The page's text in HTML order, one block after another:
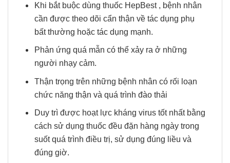
Khi bắt buộc dùng thuốc HepBest , bệnh nhân
cần được theo dõi cẩn thận về tác dụng phụ
bất thường hoặc tác dụng mạnh.
Phản ứng quá mẫn có thể xảy ra ở những
người nhạy cảm.
Thận trọng trên những bệnh nhân có rối loạn
chức năng thận và quá trình đào thải
Duy trì được hoạt lực kháng virus tốt nhất bằng
cách sử dụng thuốc đều đặn hàng ngày trong
suốt quá trình điều trị, sử dụng đúng liều và
đúng giờ.